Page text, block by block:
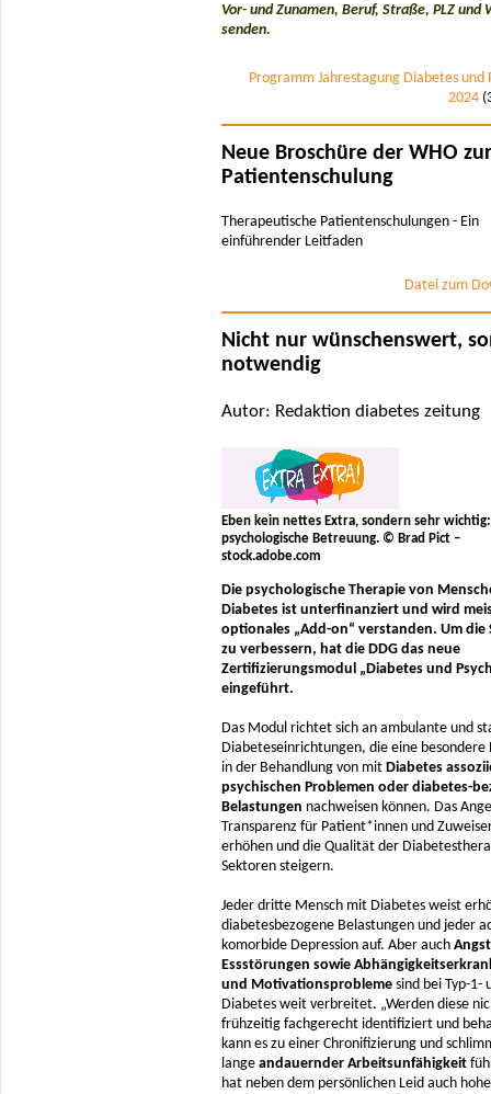
Vor- und Zunamen, Beruf, Straße, PLZ und
senden.
Programm Jahrestagung Diabetes und
2024
Neue Broschüre der WHO zur
Patientenschulung
Therapeutische Patientenschulungen - Ein
einführender Leitfaden
Datei zum
Nicht nur wünschenswert,
notwendig
Autor: Redaktion diabetes zeitung
Eben kein nettes Extra, sondern sehr wichtig:
psychologische Betreuung. © Brad Pict –
stock.adobe.com
Die psychologische Therapie von
Diabetes ist unterfinanziert und wird
optionales „Add-on“ verstanden. Um die
zu verbessern, hat die DDG das neue
Zertifizierungsmodul „Diabetes und
eingeführt.
Das Modul richtet sich an ambulante und
Diabeteseinrichtungen, die eine besondere
in der Behandlung von mit Diabetes
psychischen Problemen oder diabetes-
Belastungen nachweisen können. Das
Transparenz für Patient*innen und
erhöhen und die Qualität der
Sektoren steigern.
Jeder dritte Mensch mit Diabetes weist
diabetesbezogene Belastungen und jeder
komorbide Depression auf. Aber auch
Essstörungen sowie
und Motivationsprobleme sind bei Typ-1-
Diabetes weit verbreitet. „Werden diese
frühzeitig fachgerecht identifiziert und
kann es zu einer Chronifizierung und
lange andauernder Arbeitsunfähigkeit
hat neben dem persönlichen Leid auch